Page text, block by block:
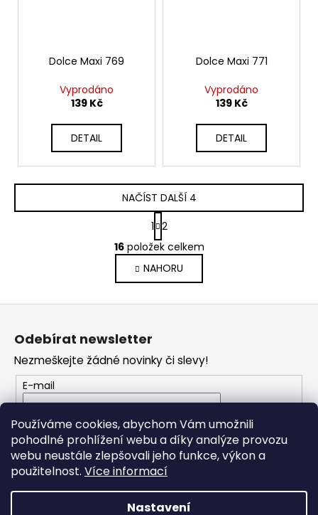
Používáme cookies, abychom Vám umožnili
pohodlné prohlížení webu a díky analýze provozu
webu neustále zlepšovali jeho funkce, výkon a
použitelnost. Více informací
Nastavení
Dolce Maxi 769
Vyprodáno
139 Kč
DETAIL
Dolce Maxi 771
Vyprodáno
139 Kč
DETAIL
O
v
l
á
d
p
r
v
y
v
ý
p
i
s
NAČÍST DALŠÍ 4
S
t
r
á
n
k
o
í
1 2
16položek celkem
NAHORU
í
Odebírat newsletter
Nezmeškejte žádné novinky či slevy!
E-mail
Vložením e-mailu souhlasíte s podmínkami
ochrany osobních údajů
PŘIHLÁSIT SE